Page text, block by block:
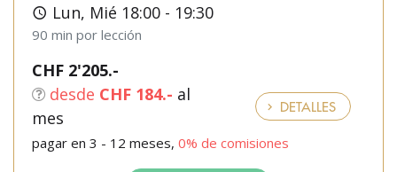
Lun, Mié 18:00 - 19:30
90 min por lección
CHF 2'205.-
desde CHF 184.- al
mes
pagar en 3 - 12 meses, 0% de comisiones
DETALLES